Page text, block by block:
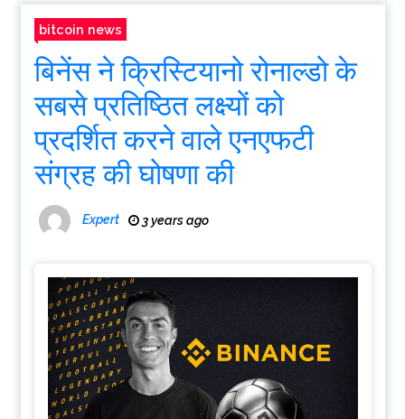
bitcoin news
बिनेंस ने क्रिस्टियानो रोनाल्डो के
सबसे प्रतिष्ठित लक्ष्यों को
प्रदर्शित करने वाले एनएफटी
संग्रह की घोषणा की
Expert 3 years ago